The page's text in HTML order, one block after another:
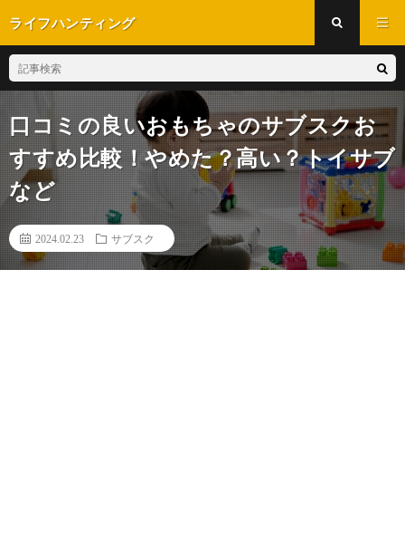
ライフハンティング
口コミの良いおもちゃのサブスクお
すすめ比較！やめた？高い？トイサブ
など
2024.02.23 サブスク